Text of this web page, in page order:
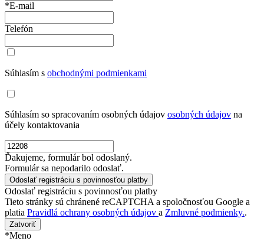
*E-mail
Telefón
Súhlasím s obchodnými podmienkami
Súhlasím so spracovaním osobných údajov osobných údajov na
účely kontaktovania
Ďakujeme, formulár bol odoslaný.
Formulár sa nepodarilo odoslať.
Odoslať registráciu s povinnosťou platby
Tieto stránky sú chránené reCAPTCHA a spoločnosťou Google a
platia Pravidlá ochrany osobných údajov a Zmluvné podmienky..
Zatvoriť
*Meno